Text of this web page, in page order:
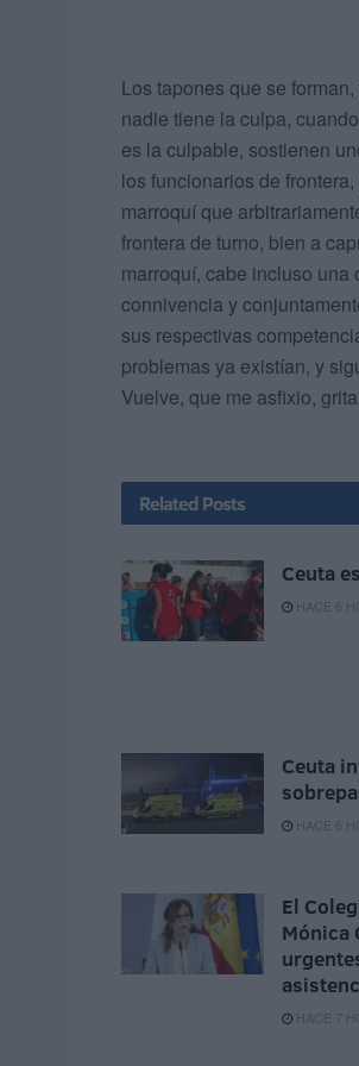
Los tapones que se
nadie tiene la culpa,
es la culpable, sostienen
los funcionarios de
marroquí que
frontera de turno, bien a
marroquí, cabe incluso una
connivencia y
sus respectivas
problemas ya existían, y
Vuelve, que me asfixio,
Related Posts
Ceuta
HACE 6
Ceuta
HACE 6
El
Mónica
HACE 7